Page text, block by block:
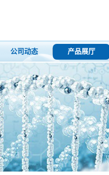
公司动态 产品展厅